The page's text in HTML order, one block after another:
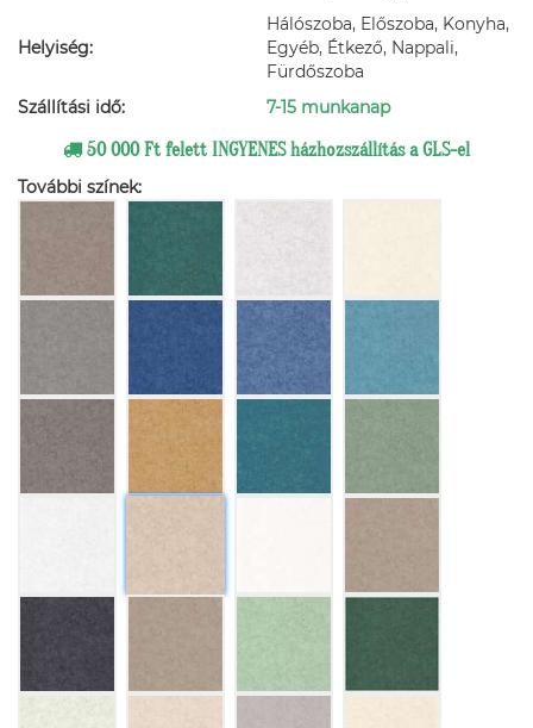
Helyiség:
Hálószoba, Előszoba, Konyha,
Egyéb, Étkező, Nappali,
Fürdőszoba
Szállítási idő:
7-15 munkanap
50 000 Ft felett INGYENES házhozszállítás a GLS-el
További színek: